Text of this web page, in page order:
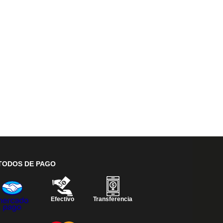
DE PAGO
Efectivo Transferencia